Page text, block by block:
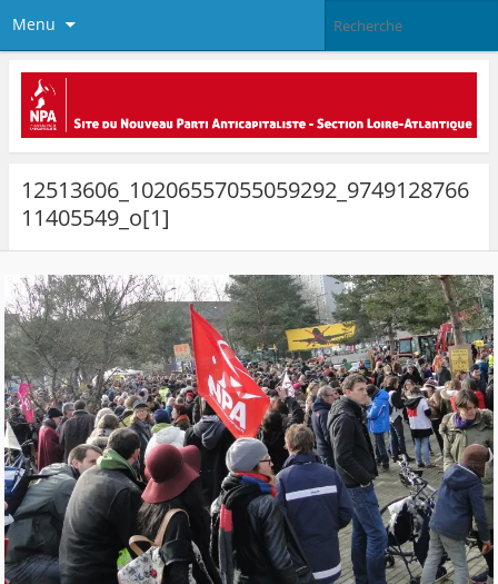
Menu
12513606_10206557055059292_9749128766
11405549_o[1]